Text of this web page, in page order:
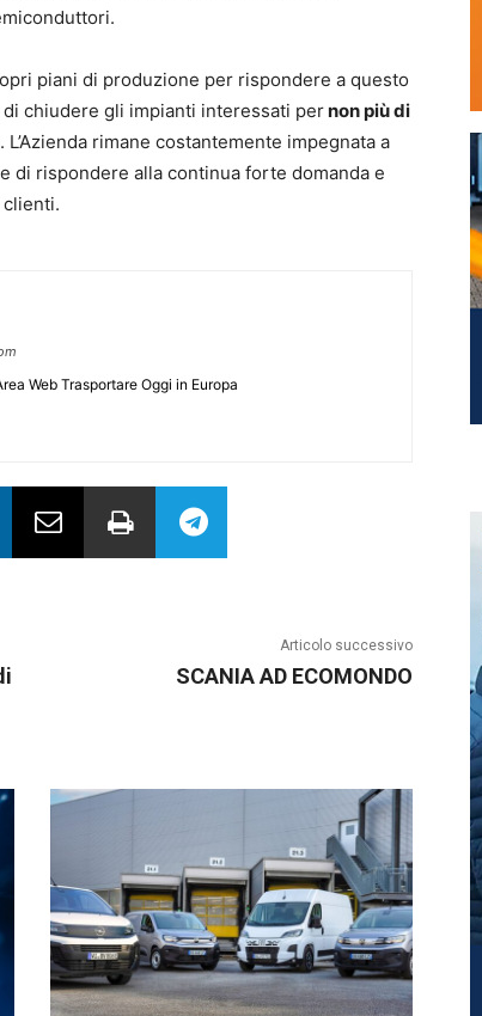
piani di produzione per rispondere a questo
chiudere gli impianti interessati pernon più di
. L’Azienda rimane costantemente impegnata a
di rispondere alla continua forte domanda e
Web Trasportare Oggi in Europa
Articolo successivo
SCANIA AD ECOMONDO